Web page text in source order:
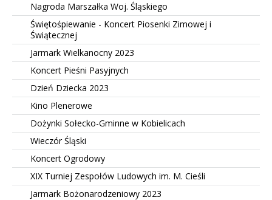
Nagroda Marszałka Woj. Śląskiego
Świętośpiewanie - Koncert Piosenki Zimowej i
Świątecznej
Jarmark Wielkanocny 2023
Koncert Pieśni Pasyjnych
Dzień Dziecka 2023
Kino Plenerowe
Dożynki Sołecko-Gminne w Kobielicach
Wieczór Śląski
Koncert Ogrodowy
XIX Turniej Zespołów Ludowych im. M. Cieśli
Jarmark Bożonarodzeniowy 2023